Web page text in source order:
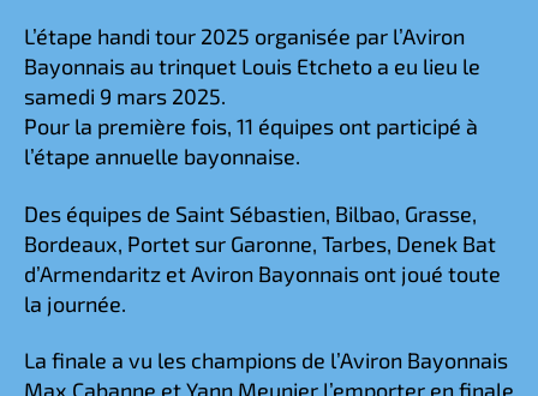
L’étape handi tour 2025 organisée par l’Aviron
Bayonnais au trinquet Louis Etcheto a eu lieu le
samedi 9 mars 2025.
Pour la première fois, 11 équipes ont participé à
l’étape annuelle bayonnaise.
Des équipes de Saint Sébastien, Bilbao, Grasse,
Bordeaux, Portet sur Garonne, Tarbes, Denek Bat
d’Armendaritz et Aviron Bayonnais ont joué toute
la journée.
La finale a vu les champions de l’Aviron Bayonnais
Max Cabanne et Yann Meunier l’emporter en finale